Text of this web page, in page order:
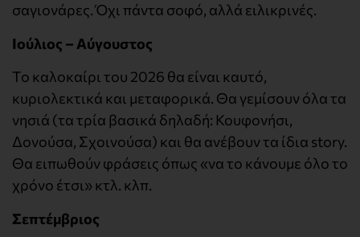
σαγιονάρες. Όχι πάντα σοφό, αλλά ειλικρινές.
Ιούλιος – Αύγουστος
Το καλοκαίρι του 2026 θα είναι καυτό,
κυριολεκτικά και μεταφορικά. Θα γεμίσουν όλα τα
νησιά (τα τρία βασικά δηλαδή: Κουφονήσι,
Δονούσα, Σχοινούσα) και θα ανέβουν τα ίδια story.
Θα ειπωθούν φράσεις όπως «να το κάνουμε όλο το
χρόνο έτσι» κτλ. κλπ.
Σεπτέμβριος